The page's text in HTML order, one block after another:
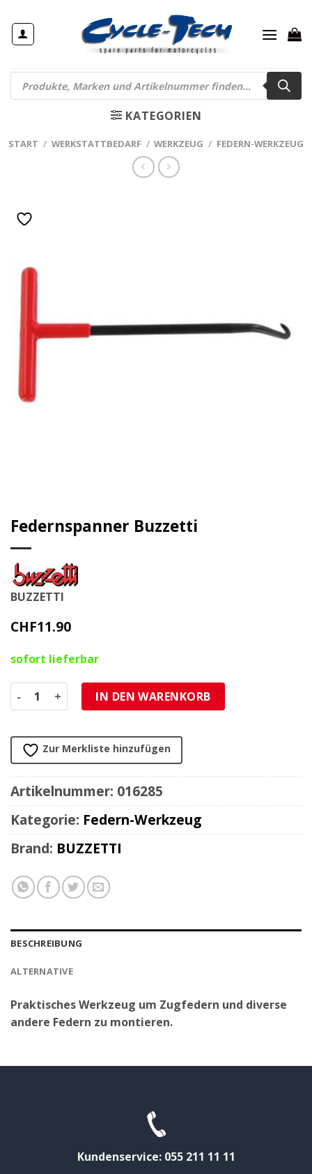
Inhalt
springen
Products
search
KATEGORIEN
START / WERKSTATTBEDARF / WERKZEUG / FEDERN-WERKZEUG
Federnspanner Buzzetti
BUZZETTI
CHF11.90
sofort lieferbar
Federnspanner Buzzetti Menge
IN DEN WARENKORB
Zur Merkliste hinzufügen
Artikelnummer: 016285
Kategorie: Federn-Werkzeug
Brand: BUZZETTI
BESCHREIBUNG
ALTERNATIVE
Praktisches Werkzeug um Zugfedern und diverse
andere Federn zu montieren.
Kundenservice: 055 211 11 11